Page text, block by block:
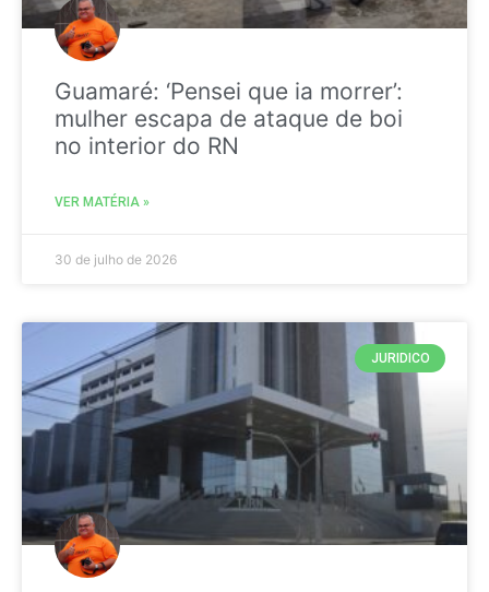
Guamaré: ‘Pensei que ia morrer’:
mulher escapa de ataque de boi
no interior do RN
VER MATÉRIA »
30 de julho de 2026
JURIDICO